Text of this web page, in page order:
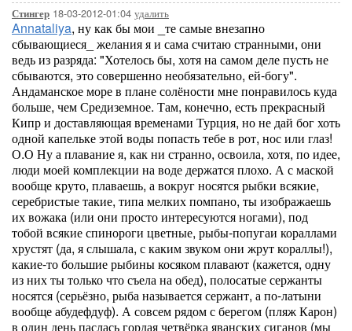
Стингер 18-03-2012-01:04 удалить
Annataliya, ну как бы мои _те самые внезапно
сбывающиеся_ желания я и сама считаю странными, они
ведь из разряда: "Хотелось бы, хотя на самом деле пусть не
сбываются, это совершенно необязательно, ей-богу".
Андаманское море в плане солёности мне понравилось куда
больше, чем Средиземное. Там, конечно, есть прекрасный
Кипр и доставляющая временами Турция, но не дай бог хоть
одной капельке этой воды попасть тебе в рот, нос или глаз!
О.О Ну а плавание я, как ни странно, освоила, хотя, по идее,
люди моей комплекции на воде держатся плохо. А с маской
вообще круто, плаваешь, а вокруг носятся рыбки всякие,
серебристые такие, типа мелких помпано, ты изображаешь
их вожака (или они просто интересуются ногами), под
тобой всякие спинороги цветные, рыбы-попугаи кораллами
хрустят (да, я слышала, с каким звуком они жрут кораллы!),
какие-то большие рыбины косяком плавают (кажется, одну
из них ты только что съела на обед), полосатые сержанты
носятся (серьёзно, рыба называется сержант, а по-латыни
вообще абудефдуф). А совсем рядом с берегом (пляж Карон)
в один день паслась гордая четвёрка яванских сиганов (мы